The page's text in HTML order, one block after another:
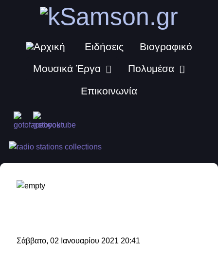
Ειδήσεις
Βιογραφικό
Μουσικά Έργα
Πολυμέσα
Επικοινωνία
Σάββατο, 02 Ιανουαρίου 2021 20:41